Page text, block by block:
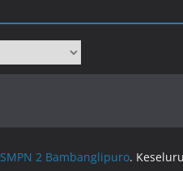
SMPN 2 Bambanglipuro.